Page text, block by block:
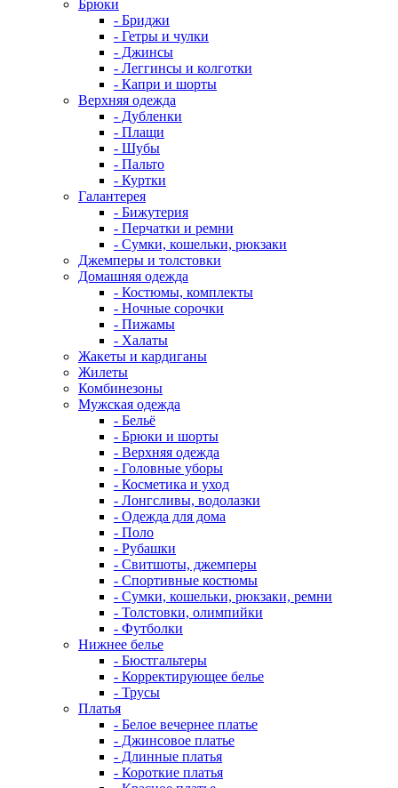
Брюки
- Бриджи
- Гетры и чулки
- Джинсы
- Леггинсы и колготки
- Капри и шорты
Верхняя одежда
- Дубленки
- Плащи
- Шубы
- Пальто
- Куртки
Галантерея
- Бижутерия
- Перчатки и ремни
- Сумки, кошельки, рюкзаки
Джемперы и толстовки
Домашняя одежда
- Костюмы, комплекты
- Ночные сорочки
- Пижамы
- Халаты
Жакеты и кардиганы
Жилеты
Комбинезоны
Мужская одежда
- Бельё
- Брюки и шорты
- Верхняя одежда
- Головные уборы
- Косметика и уход
- Лонгсливы, водолазки
- Одежда для дома
- Поло
- Рубашки
- Свитшоты, джемперы
- Спортивные костюмы
- Сумки, кошельки, рюкзаки, ремни
- Толстовки, олимпийки
- Футболки
Нижнее белье
- Бюстгальтеры
- Корректирующее белье
- Трусы
Платья
- Белое вечернее платье
- Джинсовое платье
- Длинные платья
- Короткие платья